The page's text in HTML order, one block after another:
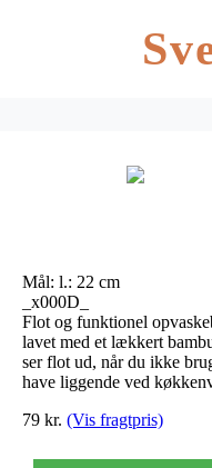
Mål: l.: 22 cm
_x000D_
Flot og funktionel
lavet med et lækkert
ser flot ud, når du ikke
have liggende ved
79 kr. (Vis fragtpris)